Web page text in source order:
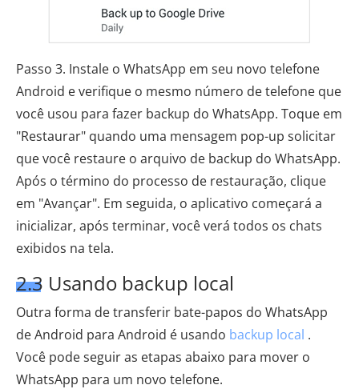
Passo 3. Instale o WhatsApp em seu novo telefone
Android e verifique o mesmo número de telefone que
você usou para fazer backup do WhatsApp. Toque em
"Restaurar" quando uma mensagem pop-up solicitar
que você restaure o arquivo de backup do WhatsApp.
Após o término do processo de restauração, clique
em "Avançar". Em seguida, o aplicativo começará a
inicializar, após terminar, você verá todos os chats
exibidos na tela.
2.3 Usando backup local
Outra forma de transferir bate-papos do WhatsApp
de Android para Android é usando backup local .
Você pode seguir as etapas abaixo para mover o
WhatsApp para um novo telefone.